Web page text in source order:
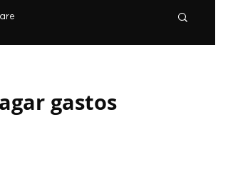
gastos